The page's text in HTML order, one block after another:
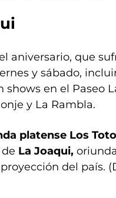
aniversario, que
y sábado,
en el Paseo
y La Rambla.
platense Los
La Joaqui,
del país.